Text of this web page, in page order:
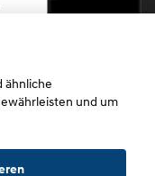
Scherhag
ähnliche
und um